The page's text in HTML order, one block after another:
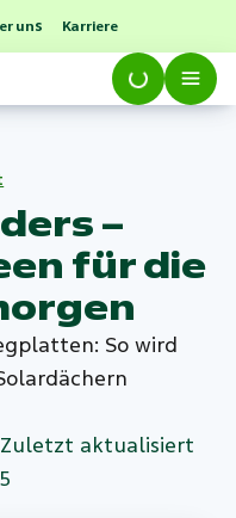
uns Karriere
–
für die
So wird
Zuletzt aktualisiert